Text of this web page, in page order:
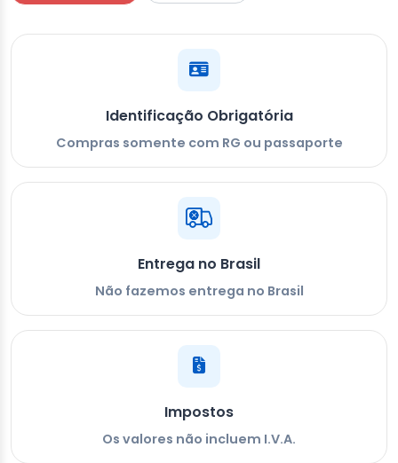
Identificação Obrigatória
Compras somente com RG ou passaporte
Entrega no Brasil
Não fazemos entrega no Brasil
Impostos
Os valores não incluem I.V.A.